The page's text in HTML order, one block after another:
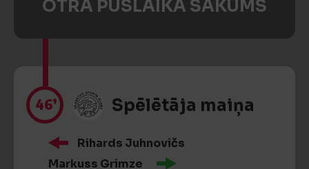
OTRĀ PUSLAIKA SĀKUMS
46’ Spēlētāja maiņa
Rihards Juhnovičs
Markuss Grimze